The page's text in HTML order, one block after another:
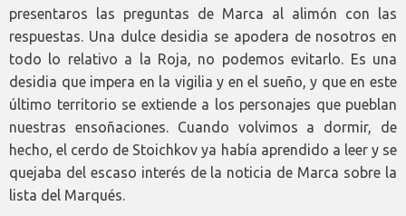
presentaros las preguntas de Marca al alimón con las
respuestas. Una dulce desidia se apodera de nosotros en
todo lo relativo a la Roja, no podemos evitarlo. Es una
desidia que impera en la vigilia y en el sueño, y que en este
último territorio se extiende a los personajes que pueblan
nuestras ensoñaciones. Cuando volvimos a dormir, de
hecho, el cerdo de Stoichkov ya había aprendido a leer y se
quejaba del escaso interés de la noticia de Marca sobre la
lista del Marqués.